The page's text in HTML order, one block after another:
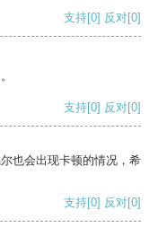
支持[0] 反对[0]
支持[0] 反对[0]
也会出现卡顿的情况，希
支持[0] 反对[0]